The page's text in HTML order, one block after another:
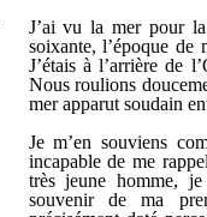
J’ai vu la mer pour
soixante, l’époque de
J’étais à l’arrière de
Nous roulions
mer apparut soudain
Je m’en souviens
incapable de me
très jeune homme,
souvenir de ma